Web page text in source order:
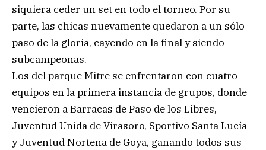
siquiera ceder un set en todo el torneo. Por su
parte, las chicas nuevamente quedaron a un sólo
paso de la gloria, cayendo en la final y siendo
subcampeonas.
Los del parque Mitre se enfrentaron con cuatro
equipos en la primera instancia de grupos, donde
vencieron a Barracas de Paso de los Libres,
Juventud Unida de Virasoro, Sportivo Santa Lucía
y Juventud Norteña de Goya, ganando todos sus